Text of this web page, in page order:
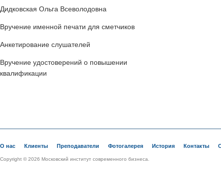
Дидковская Ольга Всеволодовна
Вручение именной печати для сметчиков
Анкетирование слушателей
Вручение удостоверений о повышении
квалификации
О нас Клиенты Преподаватели Фотогалерея История Контакты
Copyright © 2026 Московский институт современного бизнеса.